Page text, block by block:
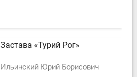
Застава «Турий Рог»
Ильинский Юрий Борисович